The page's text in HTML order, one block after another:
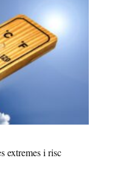
extremes i risc